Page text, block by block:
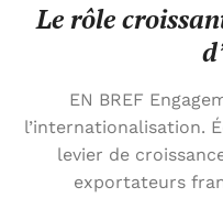
Le rôle
EN BREF
l’internationalisation.
levier de
exportateurs